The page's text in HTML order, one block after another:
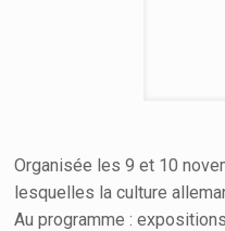
Organisée les 9 et 10
lesquelles la culture
Au programme :